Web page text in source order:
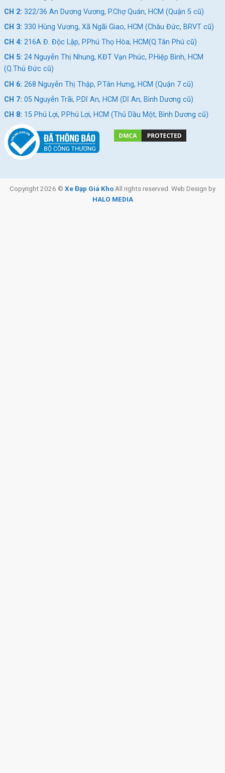
CH 2: 322/36 An Dương Vương, P.Chợ Quán, HCM (Quận 5 cũ)
CH 3: 330 Hùng Vương, Xã Ngãi Giao, HCM (Châu Đức, BRVT cũ)
CH 4: 216A Đ. Độc Lập, P.Phú Thọ Hòa, HCM(Q.Tân Phú cũ)
CH 5: 24 Nguyễn Thị Nhung, KĐT Vạn Phúc, P.Hiệp Bình, HCM
(Q.Thủ Đức cũ)
CH 6: 268 Nguyễn Thị Thập, P.Tân Hưng, HCM (Quận 7 cũ)
CH 7: 05 Nguyễn Trãi, P.Dĩ An, HCM (Dĩ An, Bình Dương cũ)
CH 8: 15 Phú Lợi, P.Phú Lợi, HCM (Thủ Dầu Một, Bình Dương cũ)
Copyright 2026 © Xe Đạp Giá KhoAll rights reserved. Web Design by
HALO MEDIA